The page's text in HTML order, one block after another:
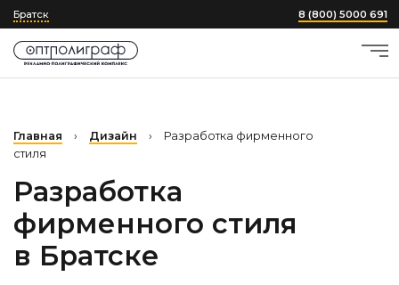
Братск 8 (800) 5000 691
Главная › Дизайн ›
Разработка фирменного
стиля
Разработка
фирменного стиля
в Братске